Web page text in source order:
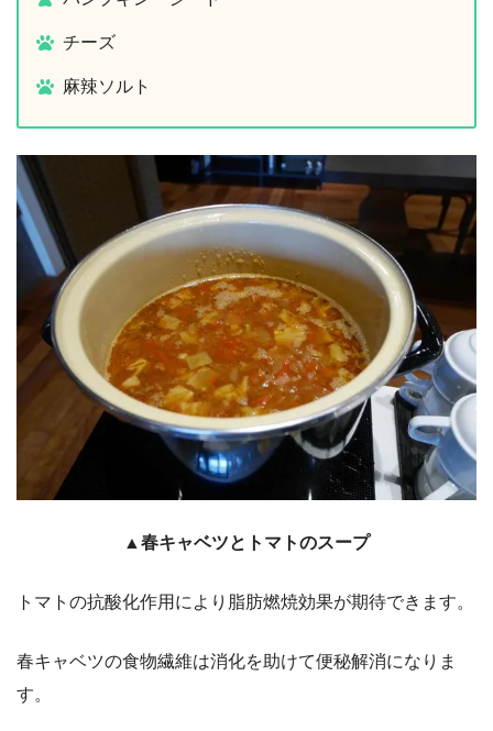
チーズ
麻辣ソルト
▲春キャベツとトマトのスープ
トマトの抗酸化作用により脂肪燃焼効果が期待できます。
春キャベツの食物繊維は消化を助けて便秘解消になりま
す。